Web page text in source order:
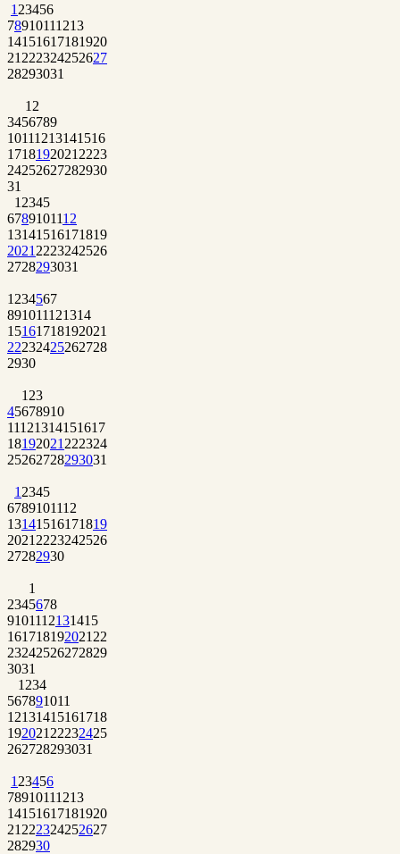
1 23456
78910111213
14151617181920
21 222324252627
28293031
1 2
3456789
10111213141516
1718192021 2223
24252627282930
31
1 2345
6789101112
13141516171819
2021 2223242526
2728293031
1 234567
891011121314
15161718192021
22232425262728
2930
1 23
45678910
11121314151617
18192021 222324
25262728293031
1 2345
6789101112
13141516171819
2021 2223242526
27282930
1
2345678
9101112131415
161718192021 22
23242526272829
3031
1 234
567891011
12131415161718
192021 22232425
262728293031
1 23456
78910111213
14151617181920
21 222324252627
282930